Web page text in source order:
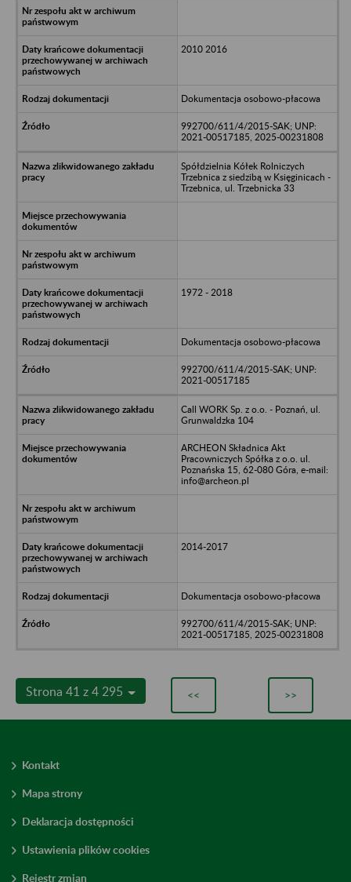
2010 2016
Dokumentacja osobowo-płacowa
992700/611/4/2015-SAK; UNP:
2021-00517185, 2025-00231808
Spółdzielnia Kółek Rolniczych
Trzebnica z siedzibą w Księginicach -
Trzebnica, ul. Trzebnicka 33
1972 - 2018
Dokumentacja osobowo-płacowa
992700/611/4/2015-SAK; UNP:
2021-00517185
Call WORK Sp. z o.o. - Poznań, ul.
Grunwaldzka 104
ARCHEON Składnica Akt
Pracowniczych Spółka z o.o. ul.
Poznańska 15, 62-080 Góra, e-mail:
info@archeon.pl
2014-2017
Dokumentacja osobowo-płacowa
992700/611/4/2015-SAK; UNP:
2021-00517185, 2025-00231808
Strona 41 z 4 295 << >>
Kontakt
Mapa strony
Deklaracja dostępności
Ustawienia plików cookies
Rejestr zmian